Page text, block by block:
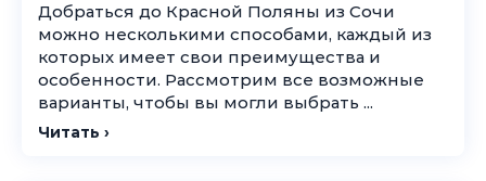
Добраться до Красной Поляны из Сочи
можно несколькими способами, каждый из
которых имеет свои преимущества и
особенности. Рассмотрим все возможные
варианты, чтобы вы могли выбрать ...
Читать ›